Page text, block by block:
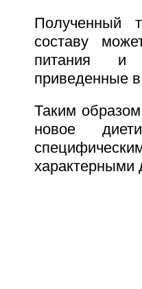
Полученный
составу
питания и
приведенные
Таким
новое
характерными